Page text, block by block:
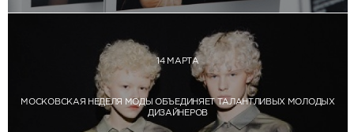
14 МАРТА
МОСКОВСКАЯ НЕДЕЛЯ МОДЫ ОБЪЕДИНЯЕТ ТАЛАНТЛИВЫХ МОЛОДЫХ
ДИЗАЙНЕРОВ